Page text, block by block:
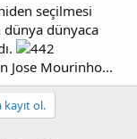
seçilmesi
dünyaca
Jose Mourinho...
ol.